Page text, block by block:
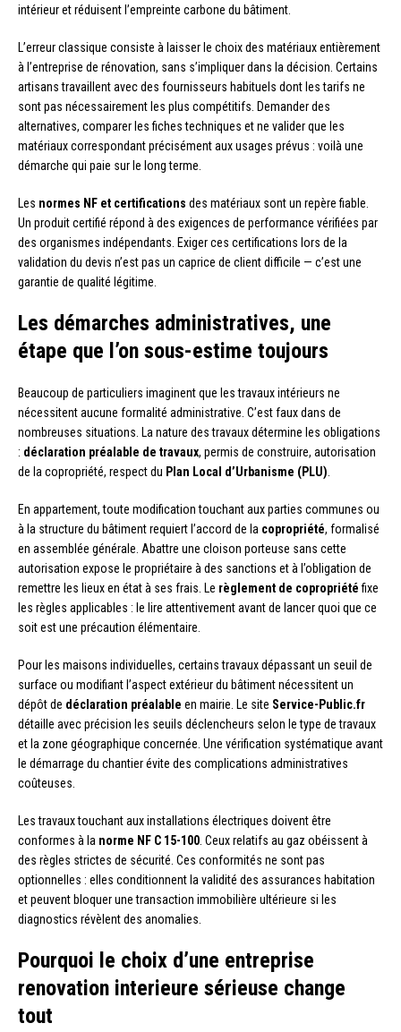
intérieur et réduisent l’empreinte carbone du bâtiment.
L’erreur classique consiste à laisser le choix des matériaux entièrement
à l’entreprise de rénovation, sans s’impliquer dans la décision. Certains
artisans travaillent avec des fournisseurs habituels dont les tarifs ne
sont pas nécessairement les plus compétitifs. Demander des
alternatives, comparer les fiches techniques et ne valider que les
matériaux correspondant précisément aux usages prévus : voilà une
démarche qui paie sur le long terme.
Les normes NF et certifications des matériaux sont un repère fiable.
Un produit certifié répond à des exigences de performance vérifiées par
des organismes indépendants. Exiger ces certifications lors de la
validation du devis n’est pas un caprice de client difficile — c’est une
garantie de qualité légitime.
Les démarches administratives, une
étape que l’on sous-estime toujours
Beaucoup de particuliers imaginent que les travaux intérieurs ne
nécessitent aucune formalité administrative. C’est faux dans de
nombreuses situations. La nature des travaux détermine les obligations
: déclaration préalable de travaux, permis de construire, autorisation
de la copropriété, respect du Plan Local d’Urbanisme (PLU)
En appartement, toute modification touchant aux parties communes ou
à la structure du bâtiment requiert l’accord de la copropriété, formalisé
en assemblée générale. Abattre une cloison porteuse sans cette
autorisation expose le propriétaire à des sanctions et à l’obligation de
remettre les lieux en état à ses frais. Le règlement de copropriétéfixe
les règles applicables : le lire attentivement avant de lancer quoi que ce
soit est une précaution élémentaire.
Pour les maisons individuelles, certains travaux dépassant un seuil de
surface ou modifiant l’aspect extérieur du bâtiment nécessitent un
dépôt de déclaration préalable en mairie. Le site Service-Public.fr
détaille avec précision les seuils déclencheurs selon le type de travaux
et la zone géographique concernée. Une vérification systématique avant
le démarrage du chantier évite des complications administratives
coûteuses.
Les travaux touchant aux installations électriques doivent être
conformes à la norme NF C 15-100 . Ceux relatifs au gaz obéissent à
des règles strictes de sécurité. Ces conformités ne sont pas
optionnelles : elles conditionnent la validité des assurances habitation
et peuvent bloquer une transaction immobilière ultérieure si les
diagnostics révèlent des anomalies.
Pourquoi le choix d’une entreprise
renovation interieure sérieuse change
tout